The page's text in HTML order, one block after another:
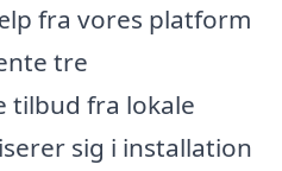
fra vores platform
tre
tilbud fra lokale
sig i installation